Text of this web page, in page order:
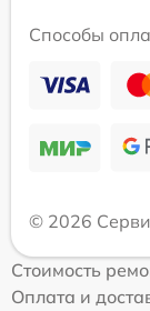
Способы
© 2026
Стоимость
Оплата и